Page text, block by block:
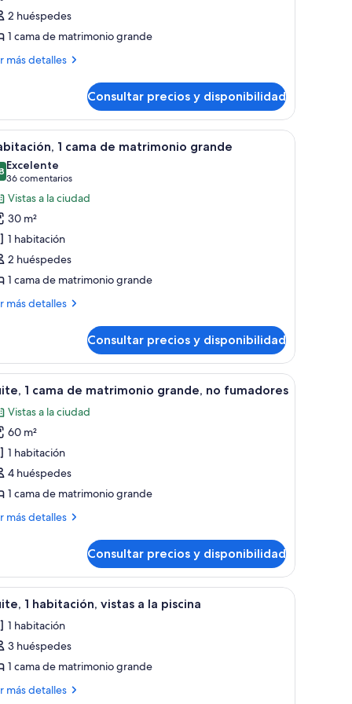
2 huéspedes
1 cama de matrimonio grande
más detalles
Hearing,
Consultar precios y disponibilidad
silla, sofá, mesita y ventana con cortinas.Habitación de hotel con una cama grande,
9 1 cama de matrimonio grande
de 10
Excelente
36 comentarios
(36 comentarios)
Vistas a la ciudad
30 m²
1 habitación
2 huéspedes
1 cama de matrimonio grande
más detalles
Consultar precios y disponibilidad
dos mesitas de noche con lámparas, una ventana con cortinas y una
Habitación de hotel con una cama grande,
7 1 cama de matrimonio grande, no fumadores
Vistas a la ciudad
60 m²
1 habitación
4 huéspedes
1 cama de matrimonio grande
más detalles
Consultar precios y disponibilidad
una obra de arte enmarcada en la pared, una lámpara de noche y una
Habitación de hotel con una cama grande,
6 1 habitación, vistas a la piscina
1 habitación
3 huéspedes
1 cama de matrimonio grande
más detalles